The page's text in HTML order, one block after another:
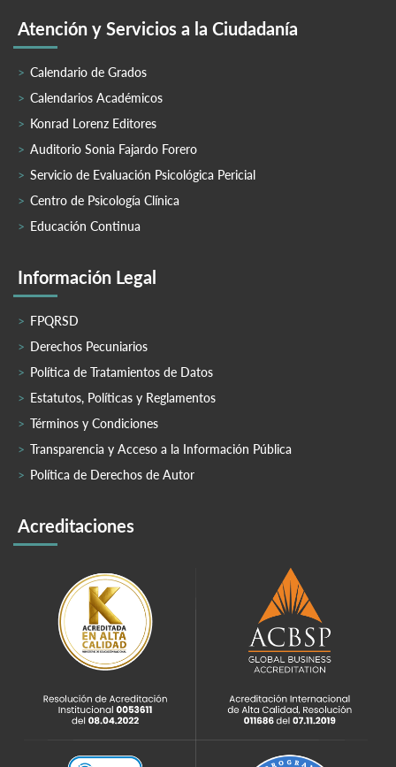
Atención y Servicios a la Ciudadanía
Calendario de Grados
Calendarios Académicos
Konrad Lorenz Editores
Auditorio Sonia Fajardo Forero
Servicio de Evaluación Psicológica Pericial
Centro de Psicología Clínica
Educación Continua
Información Legal
FPQRSD
Derechos Pecuniarios
Política de Tratamientos de Datos
Estatutos, Políticas y Reglamentos
Términos y Condiciones
Transparencia y Acceso a la Información Pública
Política de Derechos de Autor
Acreditaciones